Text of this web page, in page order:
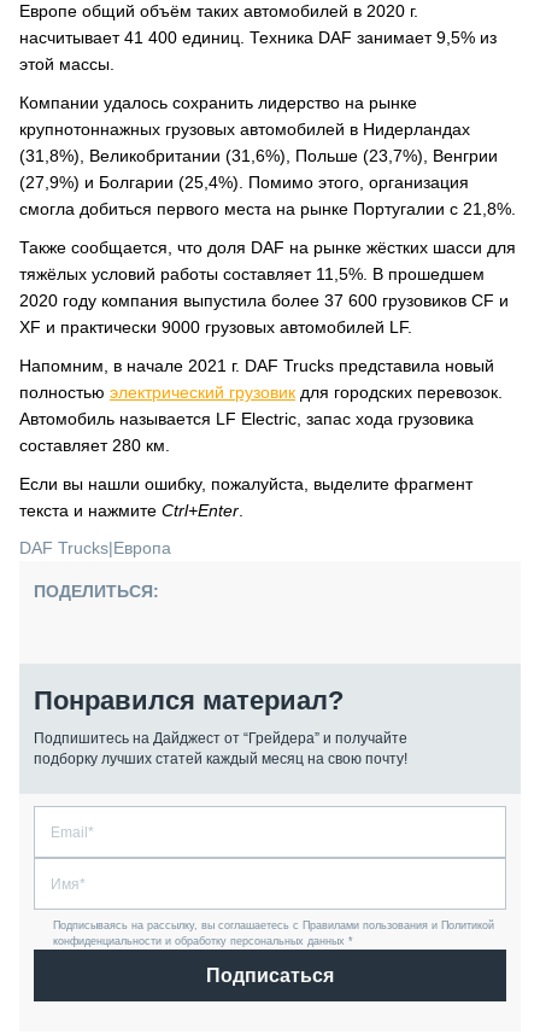
Европе общий объём таких автомобилей в 2020 г.
насчитывает 41 400 единиц. Техника DAF занимает 9,5% из
этой массы.
Компании удалось сохранить лидерство на рынке
крупнотоннажных грузовых автомобилей в Нидерландах
(31,8%), Великобритании (31,6%), Польше (23,7%), Венгрии
(27,9%) и Болгарии (25,4%). Помимо этого, организация
смогла добиться первого места на рынке Португалии с 21,8%.
Также сообщается, что доля DAF на рынке жёстких шасси для
тяжёлых условий работы составляет 11,5%. В прошедшем
2020 году компания выпустила более 37 600 грузовиков CF и
XF и практически 9000 грузовых автомобилей LF.
Напомним, в начале 2021 г. DAF Trucks представила новый
полностью электрический грузовик для городских перевозок.
Автомобиль называется LF Electric, запас хода грузовика
составляет 280 км.
Если вы нашли ошибку, пожалуйста, выделите фрагмент
текста и нажмите Ctrl+Enter
DAF Trucks|Европа
ПОДЕЛИТЬСЯ:
Понравился материал?
Подпишитесь на Дайджест от “Грейдера” и получайте
подборку лучших статей каждый месяц на свою почту!
Подписываясь на рассылку, вы соглашаетесь с Правилами пользования и Политикой
конфиденциальности и обработку персональных данных *
Подписаться